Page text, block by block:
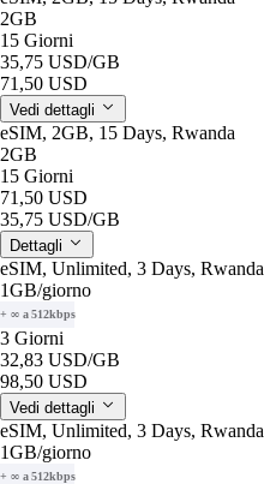
2GB
15 Giorni
35,75 USD/GB
71,50 USD
Vedi dettagli
eSIM, 2GB, 15 Days, Rwanda
2GB
15 Giorni
71,50 USD
35,75 USD/GB
Dettagli
eSIM, Unlimited, 3 Days, Rwanda
1GB/giorno
+ ∞ a 512kbps
3 Giorni
32,83 USD/GB
98,50 USD
Vedi dettagli
eSIM, Unlimited, 3 Days, Rwanda
1GB/giorno
+ ∞ a 512kbps